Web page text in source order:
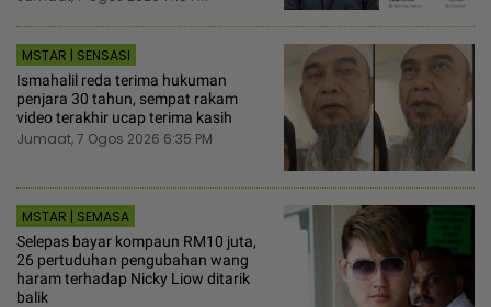
MSTAR | SENSASI
Ismahalil reda terima hukuman
penjara 30 tahun, sempat rakam
video terakhir ucap terima kasih
Jumaat, 7 Ogos 2026 6:35 PM
MSTAR | SEMASA
Selepas bayar kompaun RM10 juta,
26 pertuduhan pengubahan wang
haram terhadap Nicky Liow ditarik
balik